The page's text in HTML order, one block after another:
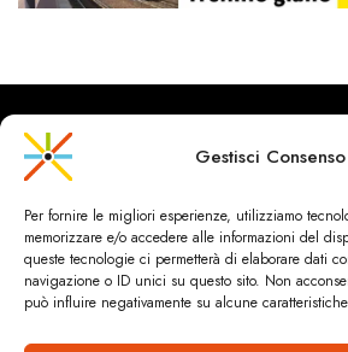
Gestisci Consenso
Per fornire le migliori esperienze, utilizziamo
memorizzare e/o accedere alle informazioni del
queste tecnologie ci permetterà di elaborare dati
navigazione o ID unici su questo sito. Non
può influire negativamente su alcune
CityRailways è un sito indipendente che
urbanistica e trasporto collettivo
scientifico sulla base di dati ed
HOME CHI SIAMO & CONTATTI